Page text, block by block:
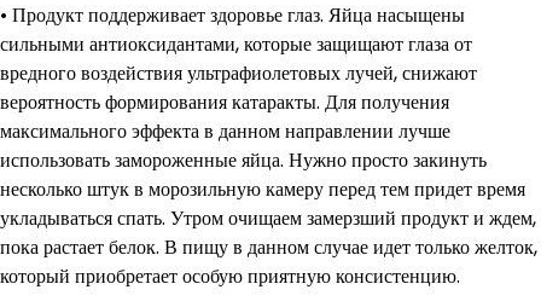
• Продукт поддерживает здоровье глаз. Яйца насыщены
сильными антиоксидантами, которые защищают глаза от
вредного воздействия ультрафиолетовых лучей, снижают
вероятность формирования катаракты. Для получения
максимального эффекта в данном направлении лучше
использовать замороженные яйца. Нужно просто закинуть
несколько штук в морозильную камеру перед тем придет время
укладываться спать. Утром очищаем замерзший продукт и ждем,
пока растает белок. В пищу в данном случае идет только желток,
который приобретает особую приятную консистенцию.